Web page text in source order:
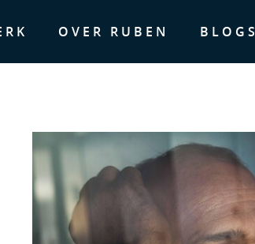
OVER RUBEN BLOGS